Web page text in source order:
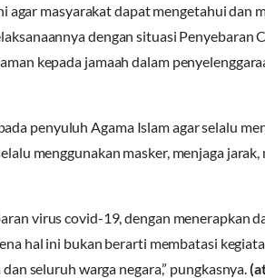
agar masyarakat dapat mengetahui dan
dengan situasi Penyebaran
kepada jamaah dalam
penyuluh Agama Islam agar selalu
menggunakan masker, menjaga
virus covid-19, dengan menerapkan
hal ini bukan berarti membatasi
seluruh warga negara,” pungkasnya.